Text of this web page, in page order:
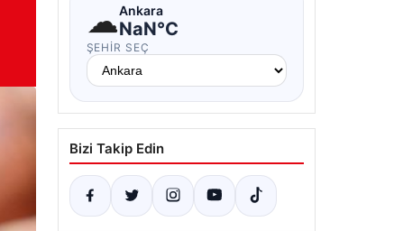
☁Ankara
NaN°C
ŞEHIR SEÇ
Bizi Takip Edin